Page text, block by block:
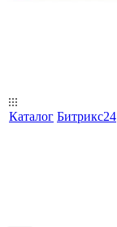
Каталог Битрикс24